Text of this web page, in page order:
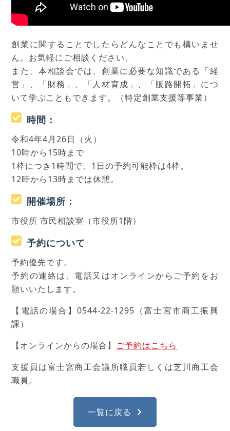
創業に関することでしたらどんなことでも構いませ
ん。お気軽にご相談ください。
また、本相談会では、創業に必要な知識である「経
営」、「財務」、「人材育成」、「販路開拓」につ
いて学ぶこともできます。（特定創業支援等事業）
時間：
令和4年4月26日（火）
10時から15時まで
1枠につき1時間で、1日の予約可能枠は4枠。
12時から13時までは休憩。
開催場所：
市役所 市民相談室（市役所1階）
予約について
予約優先です。
予約の連絡は、電話又はオンラインからご予約をお
願いいたします。
【電話の場合】0544-22-1295（富士宮市商工振興
課）
【オンラインからの場合】 ご予約はこちら
支援員は富士宮商工会議所職員若しくは芝川商工会
職員。
一覧に戻る